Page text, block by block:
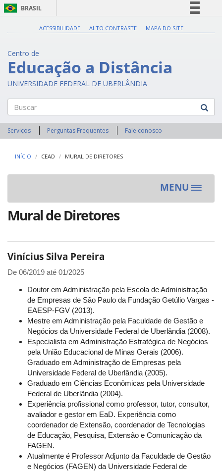
BRASIL
Acesso à informação
Legislação
Canais
ACESSIBILIDADE ALTO CONTRASTE MAPA DO SITE
Centro de
Educação a Distância
UNIVERSIDADE FEDERAL DE UBERLÂNDIA
Buscar
Serviços Perguntas Frequentes Fale conosco
INÍCIO CEAD MURAL DE DIRETORES
MENU
Toggle
Mural de Diretores
Vinícius Silva Pereira
De 06/2019 até 01/2025
Doutor em Administração pela Escola de Administração
de Empresas de São Paulo da Fundação Getúlio Vargas -
EAESP-FGV (2013).
Mestre em Administração pela Faculdade de Gestão e
Negócios da Universidade Federal de Uberlândia (2008).
Especialista em Administração Estratégica de Negócios
pela União Educacional de Minas Gerais (2006).
Graduado em Administração de Empresas pela
Universidade Federal de Uberlândia (2005).
Graduado em Ciências Econômicas pela Universidade
Federal de Uberlândia (2004).
Experiência profissional como professor, tutor, consultor,
avaliador e gestor em EaD. Experiência como
coordenador de Extensão, coordenador de Tecnologias
de Educação, Pesquisa, Extensão e Comunicação da
FAGEN.
Atualmente é Professor Adjunto da Faculdade de Gestão
e Negócios (FAGEN) da Universidade Federal de